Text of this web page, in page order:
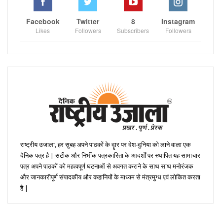
Facebook
Likes
Twitter
Followers
8
Subscribers
Instagram
Followers
राष्ट्रीय उजाला, हर सुबह अपने पाठकों के दॄार पर देश-दुनिया को लाने वाला एक
दैनिक पत्र है | सटीक और निभींक पत्रकारिता के आदर्शों पर स्थापित यह सामाचार
पत्र अपने पाठकों को महत्वपूर्ण घटनाओं से अवगत कराने के साथ साथ मनोरंजक
और जानकारीपूर्ण संपादकीय और कहानियों के माध्यम से मंत्रमुग्ध एवं लोकित करता
है |